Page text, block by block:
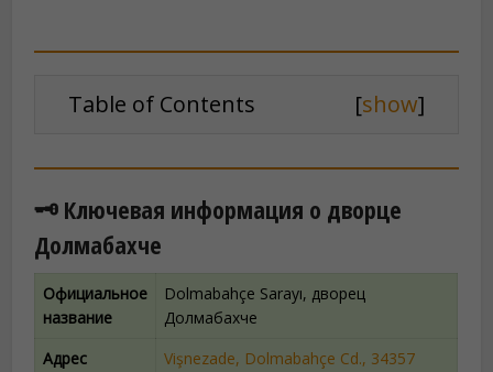
Table of Contents [show]
🗝️ Ключевая информация о дворце
Долмабахче
Официальное
название
Dolmabahçe Sarayı, дворец
Долмабахче
Адрес
Vişnezade, Dolmabahçe Cd., 34357